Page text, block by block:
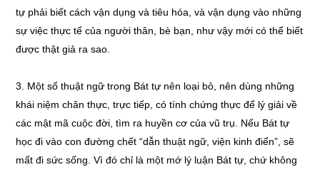
tự phải biết cách vận dụng và tiêu hóa, và vận dụng vào những
sự việc thực tế của người thân, bè bạn, như vậy mới có thể biết
được thật giả ra sao.
3. Một số thuật ngữ trong Bát tự nên loại bỏ, nên dùng những
khái niệm chân thực, trực tiếp, có tính chứng thực để lý giải về
các mật mã cuộc đời, tìm ra huyền cơ của vũ trụ. Nếu Bát tự
học đi vào con đường chết “dẫn thuật ngữ, viện kinh điển”, sẽ
mất đi sức sống. Vì đó chỉ là một mớ lý luận Bát tự, chứ không